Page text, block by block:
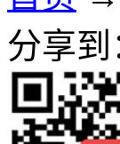
分享到